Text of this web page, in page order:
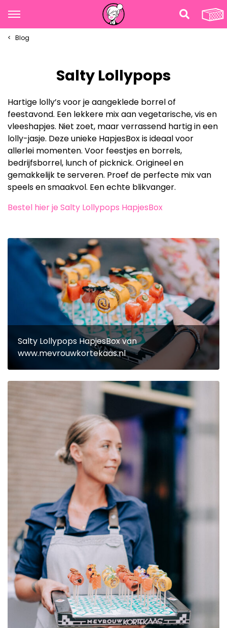
Blog
Salty Lollypops
Hartige lolly’s voor je aangeklede borrel of
feestavond. Een lekkere mix aan vegetarische, vis en
vleeshapjes. Niet zoet, maar verrassend hartig in een
lolly-jasje. Deze unieke HapjesBox is ideaal voor
allerlei momenten. Voor feestjes en borrels,
bedrijfsborrel, lunch of picknick. Origineel en
gemakkelijk te serveren. Proef de perfecte mix van
speels en smaakvol. Een echte blikvanger.
Bestel hier je Salty Lollypops HapjesBox
Salty Lollypops HapjesBox van
www.mevrouwkortekaas.nl